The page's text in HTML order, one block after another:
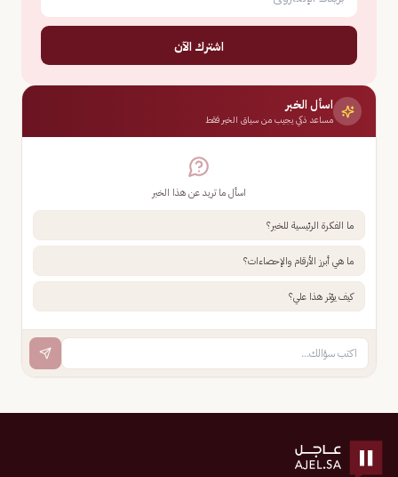
اشترك الآن
اسأل الخبر
مساعد ذكي يجيب من سياق الخبر فقط
اسأل ما تريد عن هذا الخبر
ما الفكرة الرئيسية للخبر؟
ما هي أبرز الأرقام والإحصاءات؟
كيف يؤثر هذا علي؟